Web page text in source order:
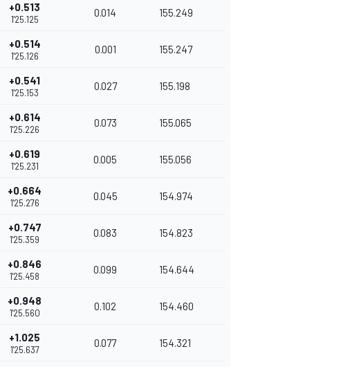
+0.513
1'25.125
0.014 155.249
+0.514
1'25.126
0.001 155.247
+0.541
1'25.153
0.027 155.198
+0.614
1'25.226
0.073 155.065
+0.619
1'25.231
0.005 155.056
+0.664
1'25.276
0.045 154.974
+0.747
1'25.359
0.083 154.823
+0.846
1'25.458
0.099 154.644
+0.948
1'25.560
0.102 154.460
+1.025
1'25.637
0.077 154.321